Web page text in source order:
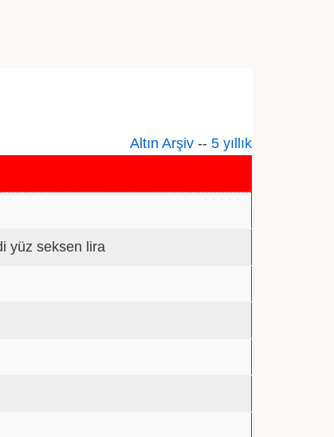
Altın Arşiv -- 5 yıllık
yüz seksen lira